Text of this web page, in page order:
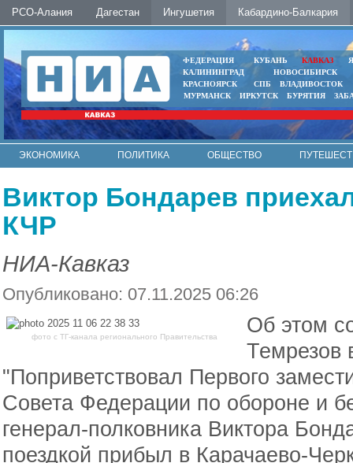
РСО-Алания Дагестан Ингушетия Кабардино-Балкария
ФЕДЕРАЦИЯ КУБАНЬ КАВКАЗ
КАЛИНИНГРАД
НОВОСИБИРСК
КРАСНОЯРСК
СПБ
ВЛАДИВОСТОК
МУРМАНСК
ИРКУТСК БУРЯТИЯ
ЭКОНОМИКА ПОЛИТИКА ОБЩЕСТВО
Виктор Бондарев
КЧР
НИА-Кавказ
Опубликовано: 07.11.2025 06:26
фото с ТГ-канала регионального Правительства
Об этом
Темрезов
"Поприветствовал Первого
Совета Федерации по обороне и
генерал-полковника Виктора
поездкой прибыл в Карачаево-